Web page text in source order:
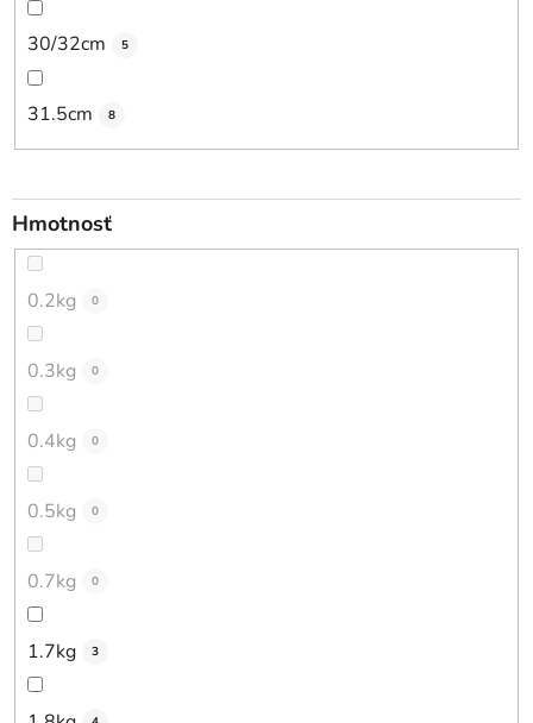
30/32cm 5
31.5cm 8
Hmotnosť
0.2kg 0
0.3kg 0
0.4kg 0
0.5kg 0
0.7kg 0
1.7kg 3